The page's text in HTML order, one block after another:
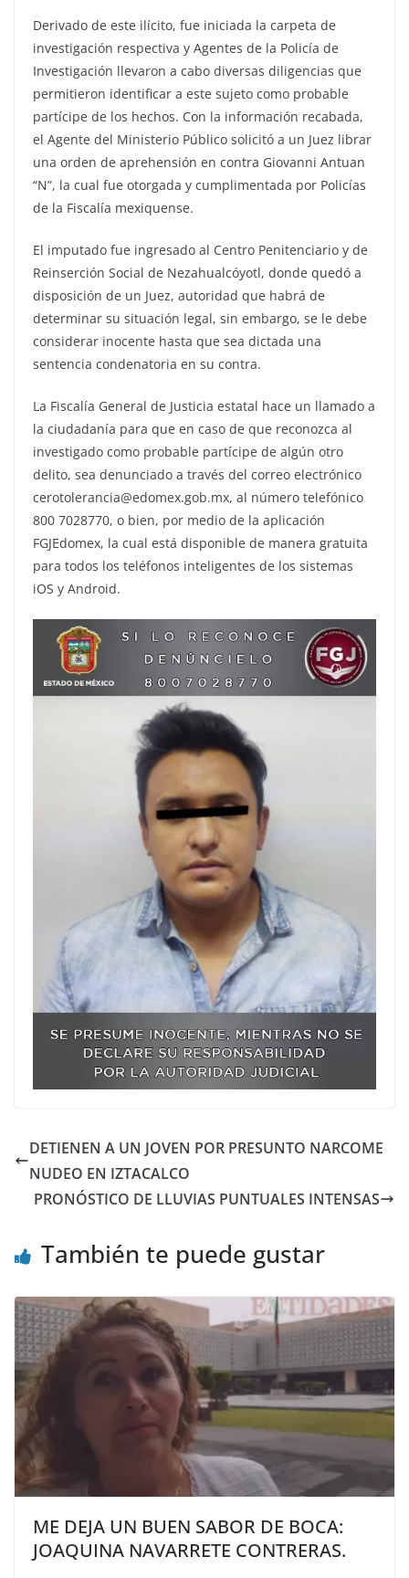
Derivado de este ilícito, fue iniciada la carpeta de
investigación respectiva y Agentes de la Policía de
Investigación llevaron a cabo diversas diligencias que
permitieron identificar a este sujeto como probable
partícipe de los hechos. Con la información recabada,
el Agente del Ministerio Público solicitó a un Juez librar
una orden de aprehensión en contra Giovanni Antuan
“N”, la cual fue otorgada y cumplimentada por Policías
de la Fiscalía mexiquense.
El imputado fue ingresado al Centro Penitenciario y de
Reinserción Social de Nezahualcóyotl, donde quedó a
disposición de un Juez, autoridad que habrá de
determinar su situación legal, sin embargo, se le debe
considerar inocente hasta que sea dictada una
sentencia condenatoria en su contra.
La Fiscalía General de Justicia estatal hace un llamado a
la ciudadanía para que en caso de que reconozca al
investigado como probable partícipe de algún otro
delito, sea denunciado a través del correo electrónico
cerotolerancia@edomex.gob.mx, al número telefónico
800 7028770, o bien, por medio de la aplicación
FGJEdomex, la cual está disponible de manera gratuita
para todos los teléfonos inteligentes de los sistemas
iOS y Android.
DETIENEN A UN JOVEN POR PRESUNTO NARCOME
NUDEO EN IZTACALCO
PRONÓSTICO DE LLUVIAS PUNTUALES INTENSAS
También te puede gustar
ME DEJA UN BUEN SABOR DE BOCA:
JOAQUINA NAVARRETE CONTRERAS.